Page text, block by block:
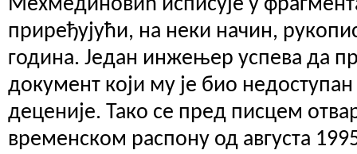
Мехмединовић исписује у
приређујући, на неки начин,
година. Један инжењер успева да
документ који му је био
деценије. Тако се пред писцем
временском распону од августа